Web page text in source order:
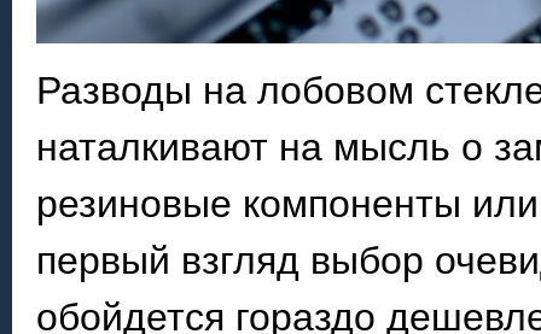
Разводы на лобовом
наталкивают на мысль о
резиновые компоненты
первый взгляд выбор
обойдется гораздо